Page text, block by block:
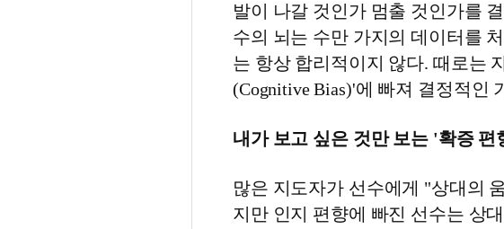
발이 나갈 것인가 멈출 것인가를
수의 뇌는 수만 가지의 데이터를
는 항상 합리적이지 않다. 때로는
(Cognitive Bias)'에 빠져 결정적인
내가 보고 싶은 것만 보는 '확증 편
많은 지도자가 선수에게 "상대의
지만 인지 편향에 빠진 선수는 상